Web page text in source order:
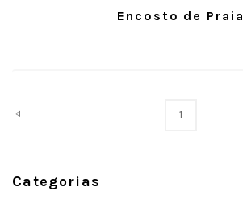
Encosto de Praia
Prev 1
Categorias